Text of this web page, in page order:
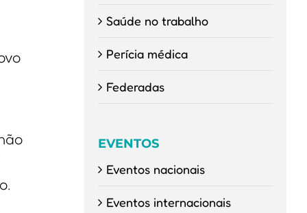
Saúde no trabalho
Perícia médica
Federadas
EVENTOS
Eventos nacionais
Eventos internacionais